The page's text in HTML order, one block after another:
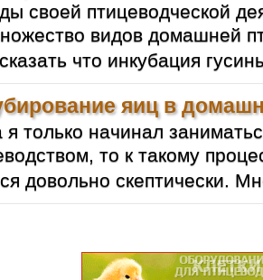
своей птицеводческой
видов домашней
что инкубация
яиц в
я только начинал
то к такому
довольно скептически.